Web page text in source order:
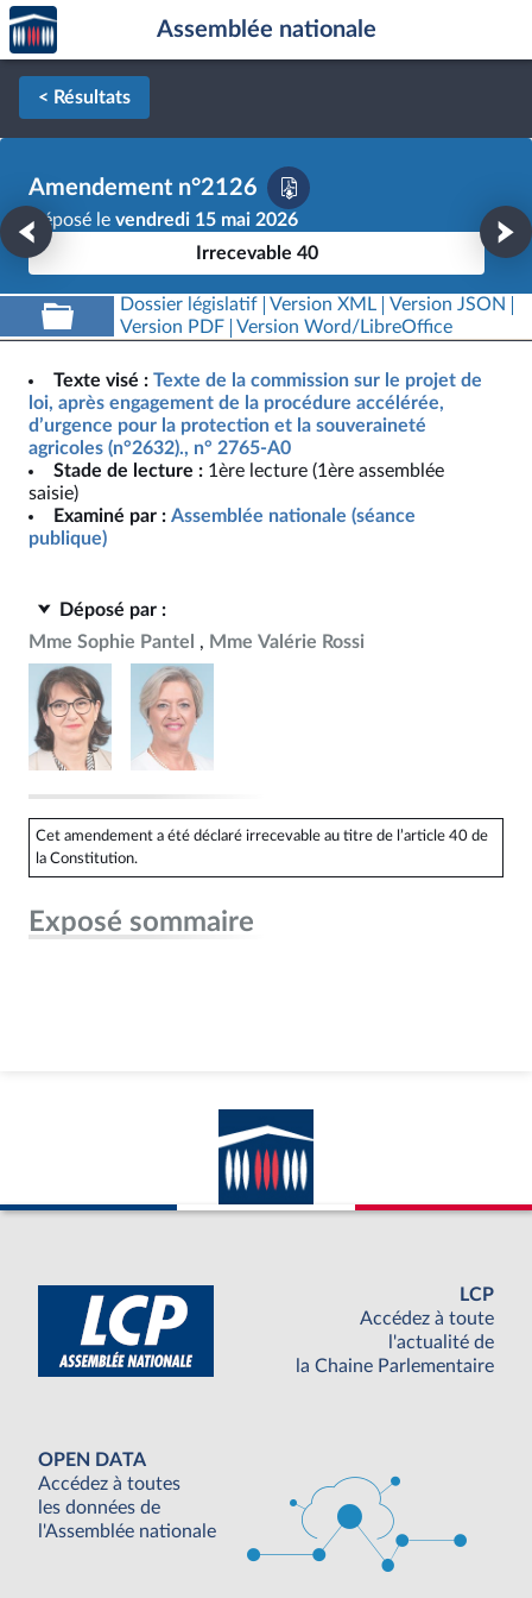
Aller au contenu
Aller en bas de la page
Accèder
à la
page
d'accueil
Assemblée nationale
< Résultats
Amendement n°2126
Déposé le vendredi 15 mai 2026
Irrecevable 40
Dossier législatif Version XML
Version JSON
Version PDF
Version Word/LibreOffice
Texte visé : Texte de la commission sur le projet de
loi, après engagement de la procédure accélérée,
d’urgence pour la protection et la souveraineté
agricoles (n°2632)., n° 2765-A0
Stade de lecture : 1ère lecture (1ère assemblée
saisie)
Examiné par : Assemblée nationale (séance
publique)
Déposé par :
Mme Sophie Pantel
Mme Valérie Rossi
Cet amendement a été déclaré irrecevable au titre de l’article 40 de
la Constitution.
Exposé sommaire
LCP
Accédez à toute
l'actualité de
la Chaine Parlementaire
OPEN DATA
Accédez à toutes
les données de
l'Assemblée nationale